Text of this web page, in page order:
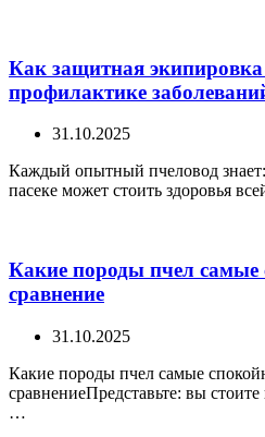
Как защитная экипировка
профилактике
31.10.2025
Каждый опытный пчеловод
пасеке может стоить здоровья
Какие породы пчел самые
сравнение
31.10.2025
Какие породы пчел самые
сравнениеПредставьте: вы
…